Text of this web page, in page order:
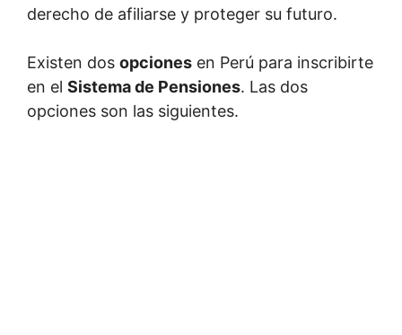
derecho de afiliarse y proteger su futuro.
Existen dos opciones en Perú para inscribirte
en el Sistema de Pensiones. Las dos
opciones son las siguientes.